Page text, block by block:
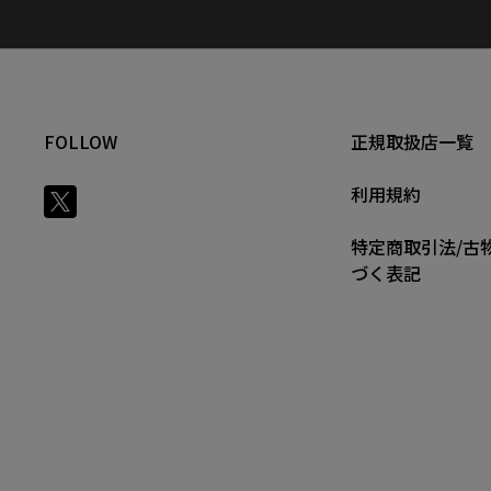
FOLLOW
正規取扱店一覧
利用規約
特定商取引法/古
づく表記